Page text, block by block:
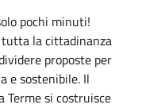
pochi minuti!
la cittadinanza
proposte per
e sostenibile. Il
Terme si costruisce